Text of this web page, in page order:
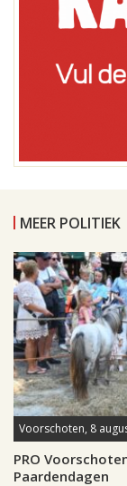
MEER POLITIEK
Voorschoten, 8
PRO
Paardendagen